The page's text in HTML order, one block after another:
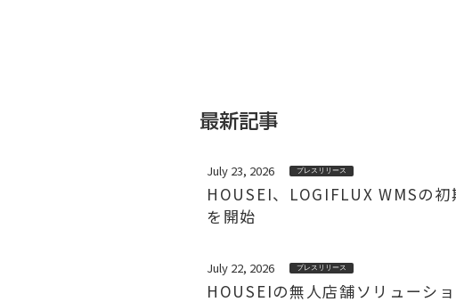
最新記事
July 23, 2026 プレスリリース
HOUSEI、LOGIFLUX WMSの
を開始
July 22, 2026 プレスリリース
HOUSEIの無人店舗ソリューシ